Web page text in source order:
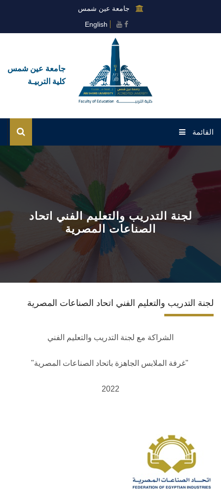
جامعة عين شمس
English
جامعة عين شمس
كلية التربيـة
القائمة
عن الكلية
القطاعاتلجنة التدريب والتعليم الفني اتحاد
الصناعات المصرية
لجنة التدريب والتعليم الفني اتحاد الصناعات المصرية
الشراكة مع لجنة التدريب والتعليم الفني
"غرفة الملابس الجاهزة باتحاد الصناعات المصرية"
2022